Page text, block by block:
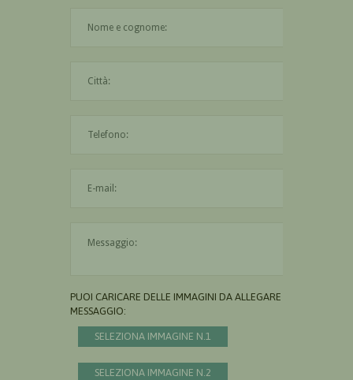
PUOI CARICARE DELLE IMMAGINI DA ALLEGARE AL
MESSAGGIO:
SELEZIONA IMMAGINE N.1
SELEZIONA IMMAGINE N.2